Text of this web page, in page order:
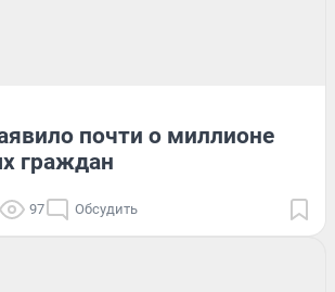
почти о миллионе
граждан
97 Обсудить